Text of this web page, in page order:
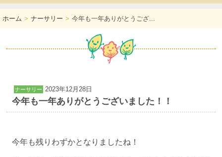
ホーム ナーサリー 今年も一年ありがとうござ...
ナーサリー 2023年12月28日
今年も一年ありがとうございました！！
今年も残りわずかとなりましたね！